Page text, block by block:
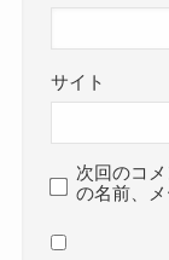
サイト
次回のコ
の名前、